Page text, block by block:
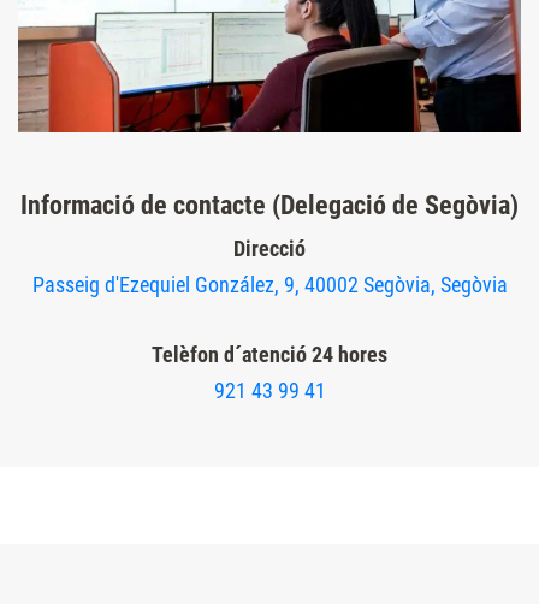
Informació de contacte (Delegació de Segòvia)
Direcció
Passeig d'Ezequiel González, 9, 40002 Segòvia, Segòvia
Telèfon d´atenció 24 hores
921 43 99 41